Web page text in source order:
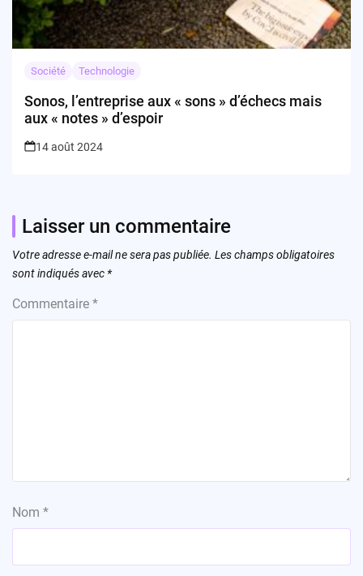
Société Technologie
Sonos, l’entreprise aux « sons » d’échecs mais
aux « notes » d’espoir
14 août 2024
Laisser un commentaire
Votre adresse e-mail ne sera pas publiée. Les champs obligatoires
sont indiqués avec *
Commentaire *
Nom *